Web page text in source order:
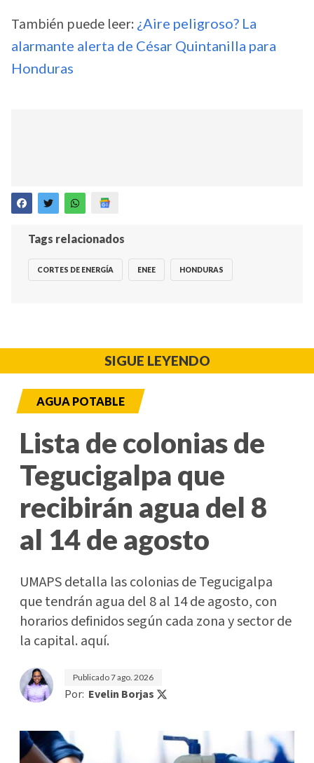
También puede leer: ¿Aire peligroso? La
alarmante alerta de César Quintanilla para
Honduras
Tags relacionados
CORTES DE ENERGÍA ENEE HONDURAS
SIGUE LEYENDO
AGUA POTABLE
Lista de colonias de
Tegucigalpa que
recibirán agua del 8
al 14 de agosto
UMAPS detalla las colonias de Tegucigalpa
que tendrán agua del 8 al 14 de agosto, con
horarios definidos según cada zona y sector de
la capital. aquí.
Publicado7 ago. 2026
Por: Evelin Borjas